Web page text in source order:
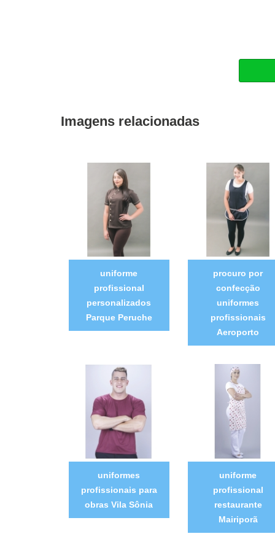
Imagens relacionadas
uniforme
profissional
personalizados
Parque Peruche
procuro por
confecção
uniformes
profissionais
Aeroporto
uniformes
profissionais para
obras Vila Sônia
uniforme
profissional
restaurante
Mairiporã